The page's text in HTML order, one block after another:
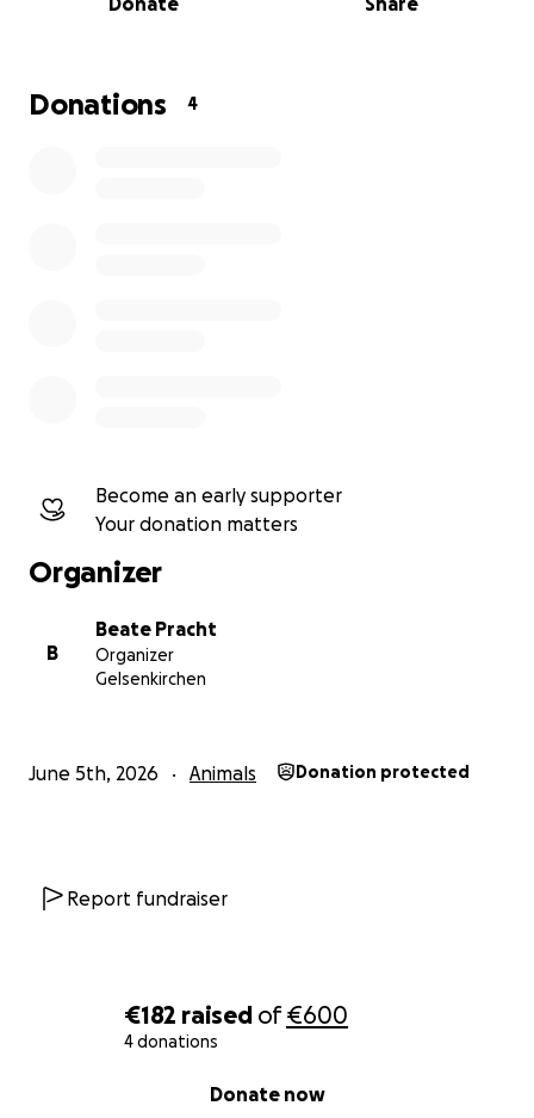
€182 raised of€600
4 donations
Donate now
Gästen begegnet. Wir sind dankbar, dass er von
sanfte Freundlichkeit und ausgeglichene
möchten euch und uns die Möglichkeit geben, ihm
gemeinsam noch einmal zu ehren.
kostenfrei und alle Interessierten sind sehr herzlich
eingeladen.
haben wir diese GoFundMe-Seite erstellt.
decken - da reißen die Tierarztkosten natürlich ein
Loch in unsere Kasse.
Die Kosten belaufen insgesamt auf über 1000 Euro...
Donations 4
Become an early supporter
Your donation matters
Organizer
B
Beate Pracht
Organizer
Gelsenkirchen
June 5th, 2026 Animals Donation protected
Report fundraiser